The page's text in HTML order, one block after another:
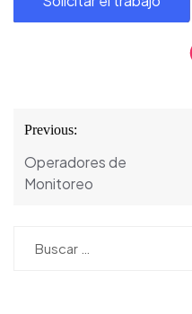
Navegación
de
entradas
Previous:
Operadores de
Monitoreo